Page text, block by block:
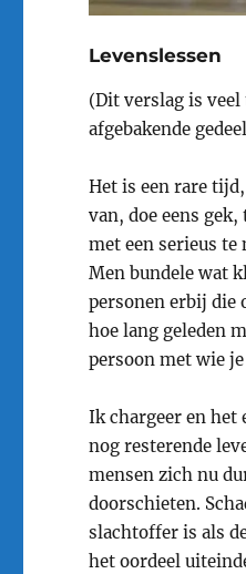
Levenslessen
(Dit verslag is veel
afgebakende
Het is een rare
van, doe eens
met een serieus
Men bundele wat
personen erbij die
hoe lang geleden
persoon met wie
Ik chargeer en het
nog resterende
mensen zich nu
doorschieten.
slachtoffer is als
het oordeel